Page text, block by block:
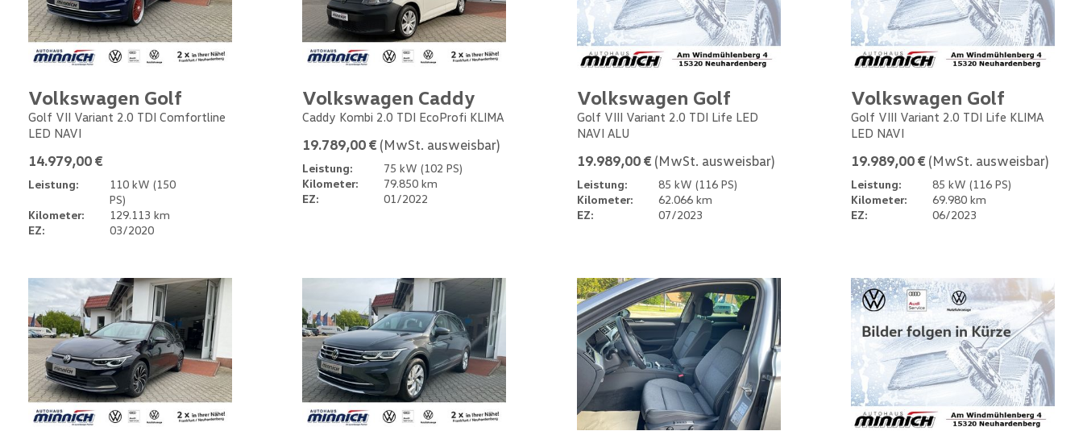
Volkswagen Golf
Golf VII Variant 2.0 TDI Comfortline
LED NAVI
14.979,00 €
Leistung:
110 kW (150
PS)
Kilometer:
129.113 km
EZ:
03/2020
Volkswagen Caddy
Caddy Kombi 2.0 TDI EcoProfi KLIMA
19.789,00 € (MwSt. ausweisbar)
Leistung:
75 kW (102 PS)
Kilometer:
79.850 km
EZ:
01/2022
Volkswagen Golf
Golf VIII Variant 2.0 TDI Life LED
NAVI ALU
19.989,00 € (MwSt. ausweisbar)
Leistung:
85 kW (116 PS)
Kilometer:
62.066 km
EZ:
07/2023
Volkswagen Golf
Golf VIII Variant 2.0 TDI Life KLIMA
LED NAVI
19.989,00 € (MwSt. ausweisbar)
Leistung:
85 kW (116 PS)
Kilometer:
69.980 km
EZ:
06/2023